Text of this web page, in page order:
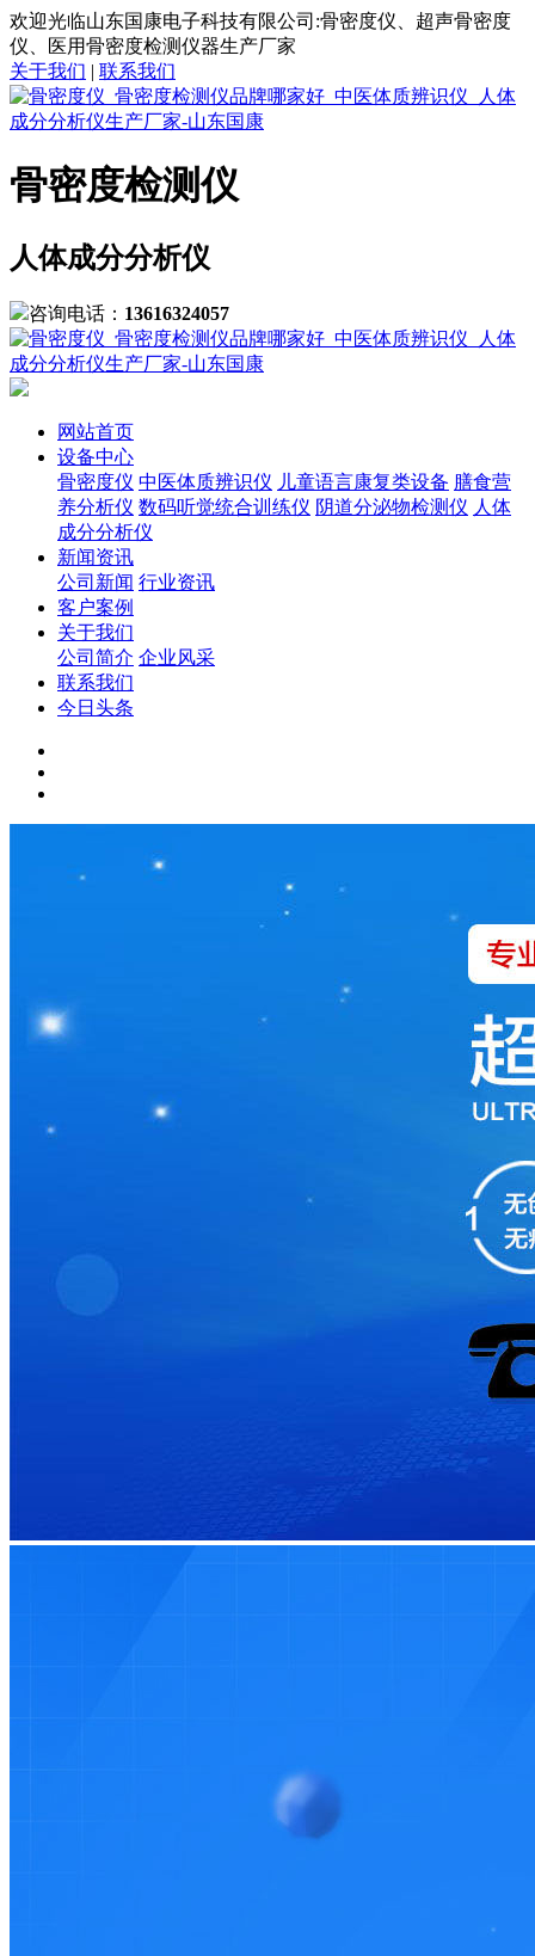
欢迎光临山东国康电子科技有限公司:骨密度仪、超声骨密度
仪、医用骨密度检测仪器生产厂家
关于我们 | 联系我们
骨密度检测仪
人体成分分析仪
咨询电话： 13616324057
网站首页
设备中心
骨密度仪 中医体质辨识仪 儿童语言康复类设备 膳食营
养分析仪 数码听觉统合训练仪 阴道分泌物检测仪 人体
成分分析仪
新闻资讯
公司新闻 行业资讯
客户案例
关于我们
公司简介 企业风采
联系我们
今日头条